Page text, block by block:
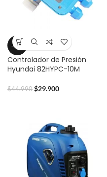
-34%
Controlador de Presión
Hyundai 82HYPC-10M
$44.990 $29.900